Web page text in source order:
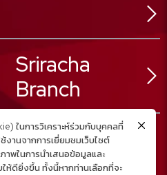
Sriracha
Branch
ในการวิเคราะห์ร่วมกับบุคคลที่
านจากการเยี่ยมชมเว็บไซต์
าพในการนำเสนอข้อมูลและ
ให้ดียิ่งขึ้น ทั้งนี้หากท่านเลือกที่จะ
สอบถามเพิ่มเติม คลิก